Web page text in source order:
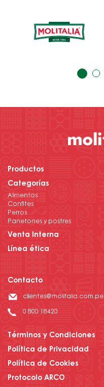
Productos
Categorías
Alimentos
Confites
Perros
Panetones y postres
Venta Interna
Línea ética
Contacto
clientes@molitalia.com.pe
0 800 18420
Términos y Condiciones
Política de Privacidad
Política de Cookies
Protocolo ARCO